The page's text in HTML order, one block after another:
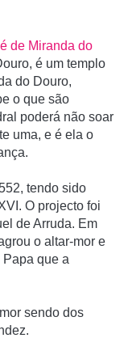
de Miranda do
é um templo
do Douro,
o que são
poderá não soar
uma, e é ela o
tendo sido
O projecto foi
de Arruda. Em
o altar-mor e
que a
sendo dos